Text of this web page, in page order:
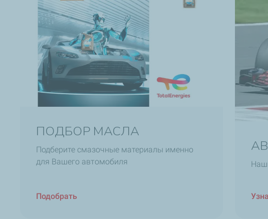
ПОДБОР МАСЛА
Подберите смазочные материалы именно
для Вашего автомобиля
Подобрать